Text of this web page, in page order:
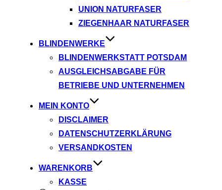
UNION NATURFASER
ZIEGENHAAR NATURFASER
BLINDENWERKE
BLINDENWERKSTATT POTSDAM
AUSGLEICHSABGABE FÜR
BETRIEBE UND UNTERNEHMEN
MEIN KONTO
DISCLAIMER
DATENSCHUTZERKLÄRUNG
VERSANDKOSTEN
WARENKORB
KASSE